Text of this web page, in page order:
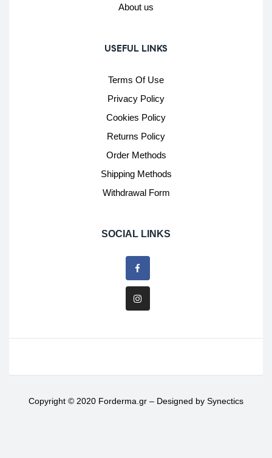
About us
USEFUL LINKS
Terms Of Use
Privacy Policy
Cookies Policy
Returns Policy
Order Methods
Shipping Methods
Withdrawal Form
SOCIAL LINKS
Copyright © 2020 Forderma.gr – Designed by Synectics